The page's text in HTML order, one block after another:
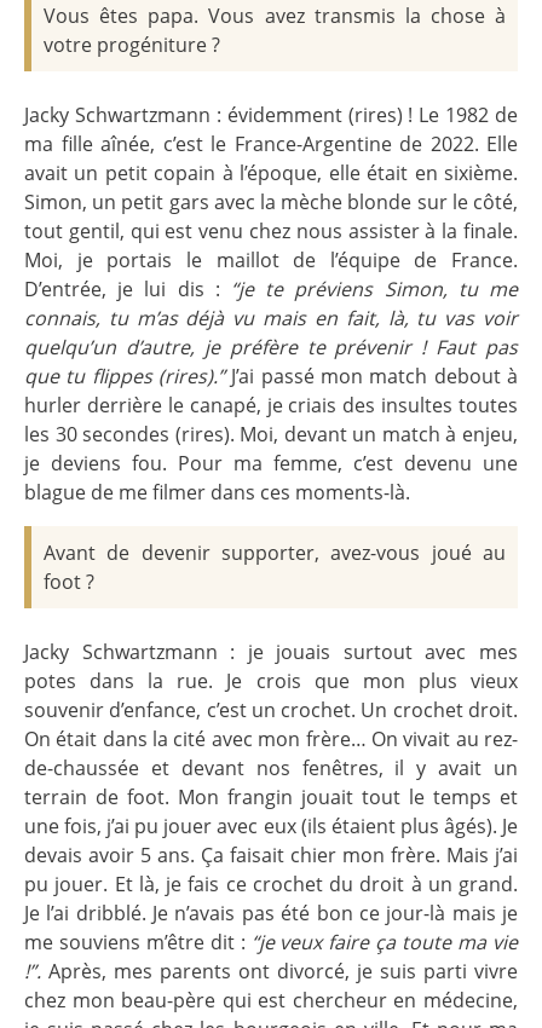
Vous êtes papa. Vous avez transmis la chose à
votre progéniture ?
Jacky Schwartzmann : évidemment (rires) ! Le 1982 de
ma fille aînée, c’est le France-Argentine de 2022. Elle
avait un petit copain à l’époque, elle était en sixième.
Simon, un petit gars avec la mèche blonde sur le côté,
tout gentil, qui est venu chez nous assister à la finale.
Moi, je portais le maillot de l’équipe de France.
D’entrée, je lui dis : “je te préviens Simon, tu me
connais, tu m’as déjà vu mais en fait, là, tu vas voir
quelqu’un d’autre, je préfère te prévenir ! Faut pas
que tu flippes (rires).”J’ai passé mon match debout à
hurler derrière le canapé, je criais des insultes toutes
les 30 secondes (rires). Moi, devant un match à enjeu,
je deviens fou. Pour ma femme, c’est devenu une
blague de me filmer dans ces moments-là.
Avant de devenir supporter, avez-vous joué au
foot ?
Jacky Schwartzmann : je jouais surtout avec mes
potes dans la rue. Je crois que mon plus vieux
souvenir d’enfance, c’est un crochet. Un crochet droit.
On était dans la cité avec mon frère… On vivait au rez-
de-chaussée et devant nos fenêtres, il y avait un
terrain de foot. Mon frangin jouait tout le temps et
une fois, j’ai pu jouer avec eux (ils étaient plus âgés). Je
devais avoir 5 ans. Ça faisait chier mon frère. Mais j’ai
pu jouer. Et là, je fais ce crochet du droit à un grand.
Je l’ai dribblé. Je n’avais pas été bon ce jour-là mais je
me souviens m’être dit : “je veux faire ça toute ma vie
!”. Après, mes parents ont divorcé, je suis parti vivre
chez mon beau-père qui est chercheur en médecine,